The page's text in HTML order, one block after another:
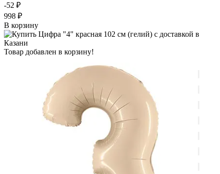
-52 ₽
998 ₽
В корзину
Товар добавлен в корзину!